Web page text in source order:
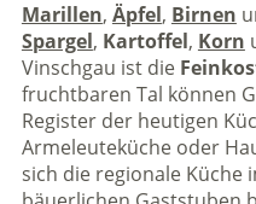
Marillen, Äpfel, Birnen
Spargel, Kartoffel, Korn
Vinschgau ist die
fruchtbaren Tal können
Register der heutigen
Armeleuteküche oder
sich die regionale Küche